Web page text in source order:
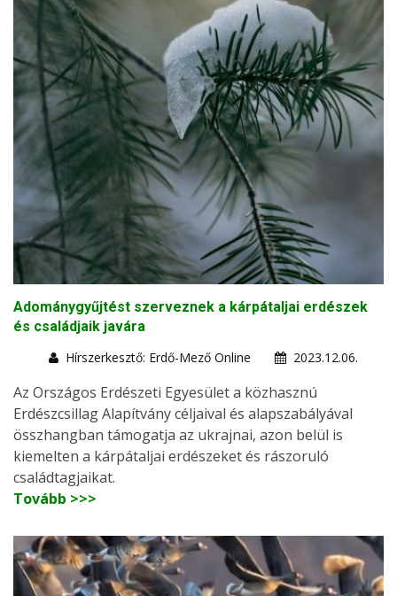
Adománygyűjtést szerveznek a kárpátaljai erdészek
és családjaik javára
Hírszerkesztő: Erdő-Mező Online
2023.12.06.
Az Országos Erdészeti Egyesület a közhasznú
Erdészcsillag Alapítvány céljaival és alapszabályával
összhangban támogatja az ukrajnai, azon belül is
kiemelten a kárpátaljai erdészeket és rászoruló
családtagjaikat.
Tovább >>>